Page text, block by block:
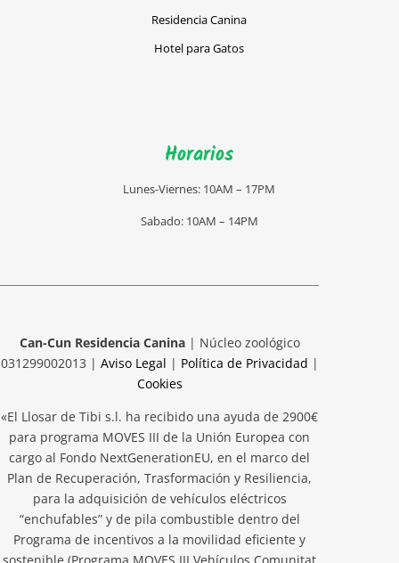
Residencia Canina
Hotel para Gatos
Horarios
Lunes-Viernes: 10AM – 17PM
Sabado: 10AM – 14PM
Can-Cun Residencia Canina| Núcleo zoológico
031299002013 | Aviso Legal | Política de Privacidad |
Cookies
«El Llosar de Tibi s.l. ha recibido una ayuda de 2900€
para programa MOVES III de la Unión Europea con
cargo al Fondo NextGenerationEU, en el marco del
Plan de Recuperación, Trasformación y Resiliencia,
para la adquisición de vehículos eléctricos
“enchufables” y de pila combustible dentro del
Programa de incentivos a la movilidad eficiente y